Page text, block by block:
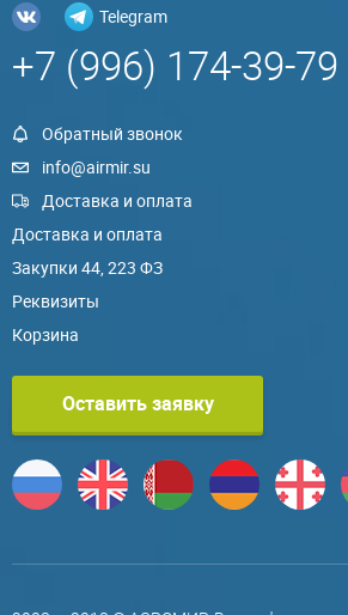
Telegram
+7 (996) 174-39-79
Обратный звонок
info@airmir.su
Доставка и оплата
Доставка и оплата
Закупки 44, 223 ФЗ
Реквизиты
Корзина
Оставить заявку